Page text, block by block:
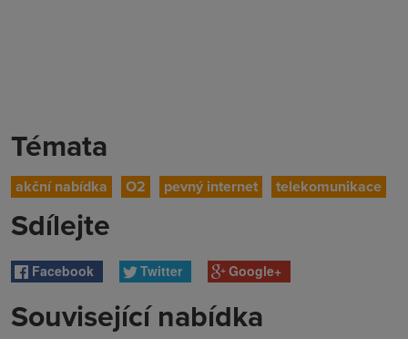
Témata
akční nabídka O2 pevný internet telekomunikace
Sdílejte
Facebook Twitter Google+
Související nabídka